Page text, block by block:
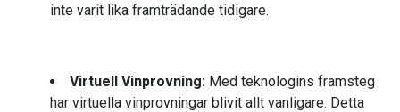
inte varit lika framträdande tidigare.
Virtuell Vinprovning: Med teknologins framsteg
har virtuella vinprovningar blivit allt vanligare. Detta